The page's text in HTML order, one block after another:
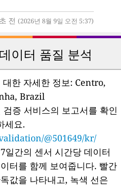
전 (2026년 8월 9일 오전 5:37)
이터 품질 분석
한 자세한 정보: Centro,
Brazil
증 서비스의 보고서를 확인
세요.
@501649/kr/
일간의 센서 시간당 데이터
터를 함께 보여줍니다. 빨간
값을 나타내고, 녹색 선은